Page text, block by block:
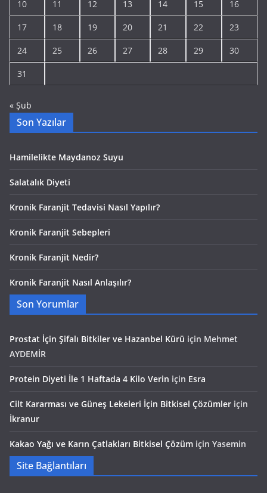
10 11 12 13 14 15 16
17 18 19 20 21 22 23
24 25 26 27 28 29 30
31
« Şub
Son Yazılar
Hamilelikte Maydanoz Suyu
Salatalık Diyeti
Kronik Faranjit Tedavisi Nasıl Yapılır?
Kronik Faranjit Sebepleri
Kronik Faranjit Nedir?
Kronik Faranjit Nasıl Anlaşılır?
Son Yorumlar
Prostat İçin Şifalı Bitkiler ve Hazanbel Kürü için Mehmet
AYDEMİR
Protein Diyeti İle 1 Haftada 4 Kilo Verin için Esra
Cilt Kararması ve Güneş Lekeleri İçin Bitkisel Çözümler için
İkranur
Kakao Yağı ve Karın Çatlakları Bitkisel Çözüm için Yasemin
Site Bağlantıları